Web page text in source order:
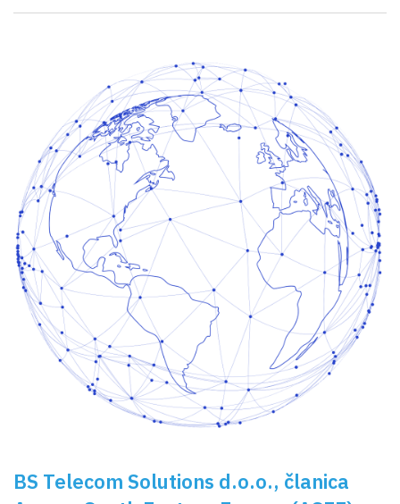
BS Telecom Solutions d.o.o., članica